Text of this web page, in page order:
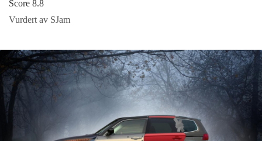
Score 8.8
Vurdert av SJam